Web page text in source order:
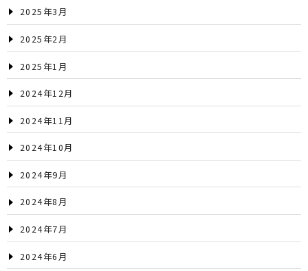
2025年3月
2025年2月
2025年1月
2024年12月
2024年11月
2024年10月
2024年9月
2024年8月
2024年7月
2024年6月